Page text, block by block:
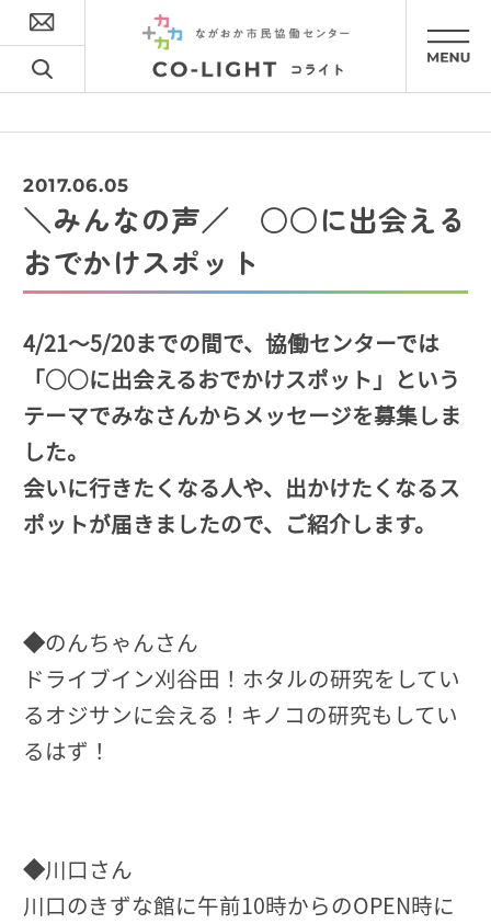
2017.06.05
＼みんなの声／ ○○に出会える
おでかけスポット
4/21～5/20までの間で、協働センターでは
「○○に出会えるおでかけスポット」という
テーマでみなさんからメッセージを募集しま
した。
会いに行きたくなる人や、出かけたくなるス
ポットが届きましたので、ご紹介します。
◆のんちゃんさん
ドライブイン刈谷田！ホタルの研究をしてい
るオジサンに会える！キノコの研究もしてい
るはず！
◆川口さん
川口のきずな館に午前10時からのOPEN時に